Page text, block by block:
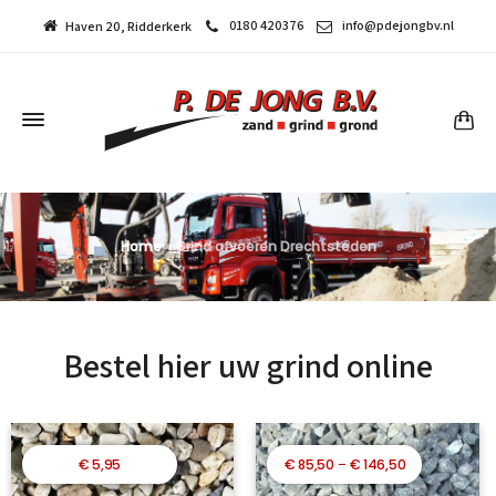
Haven 20, Ridderkerk 0180 420376 info@pdejongbv.nl
Home»Grind afvoeren Drechtsteden
Bestel hier uw grind online
€5,95 €85,50 –€146,50Prijsklasse:
€ 85,50